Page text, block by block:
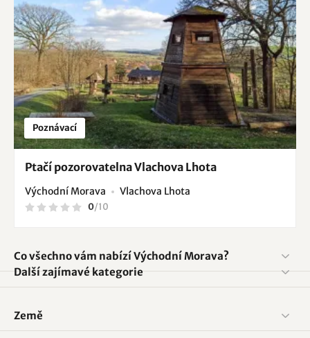
Poznávací
Ptačí pozorovatelna Vlachova Lhota
Východní Morava Vlachova Lhota
0/10
Co všechno vám nabízí Východní Morava?
Další zajímavé kategorie
Země